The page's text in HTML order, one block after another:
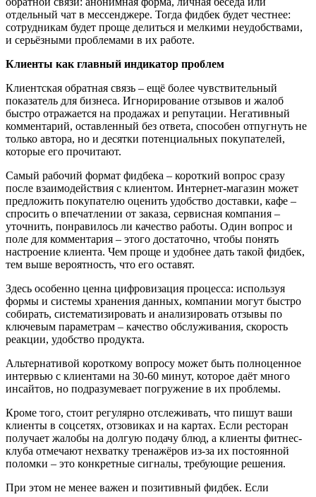
отдельный чат в мессенджере. Тогда фидбек будет честнее:
сотрудникам будет проще делиться и мелкими неудобствами,
и серьёзными проблемами в их работе.
Клиенты как главный индикатор проблем
Клиентская обратная связь – ещё более чувствительный
показатель для бизнеса. Игнорирование отзывов и жалоб
быстро отражается на продажах и репутации. Негативный
комментарий, оставленный без ответа, способен отпугнуть не
только автора, но и десятки потенциальных покупателей,
которые его прочитают.
Самый рабочий формат фидбека – короткий вопрос сразу
после взаимодействия с клиентом. Интернет-магазин может
предложить покупателю оценить удобство доставки, кафе –
спросить о впечатлении от заказа, сервисная компания –
уточнить, понравилось ли качество работы. Один вопрос и
поле для комментария – этого достаточно, чтобы понять
настроение клиента. Чем проще и удобнее дать такой фидбек,
тем выше вероятность, что его оставят.
Здесь особенно ценна цифровизация процесса: используя
формы и системы хранения данных, компании могут быстро
собирать, систематизировать и анализировать отзывы по
ключевым параметрам – качество обслуживания, скорость
реакции, удобство продукта.
Альтернативой короткому вопросу может быть полноценное
интервью с клиентами на 30-60 минут, которое даёт много
инсайтов, но подразумевает погружение в их проблемы.
Кроме того, стоит регулярно отслеживать, что пишут ваши
клиенты в соцсетях, отзовиках и на картах. Если ресторан
получает жалобы на долгую подачу блюд, а клиенты фитнес-
клуба отмечают нехватку тренажёров из-за их постоянной
поломки – это конкретные сигналы, требующие решения.
При этом не менее важен и позитивный фидбек. Если